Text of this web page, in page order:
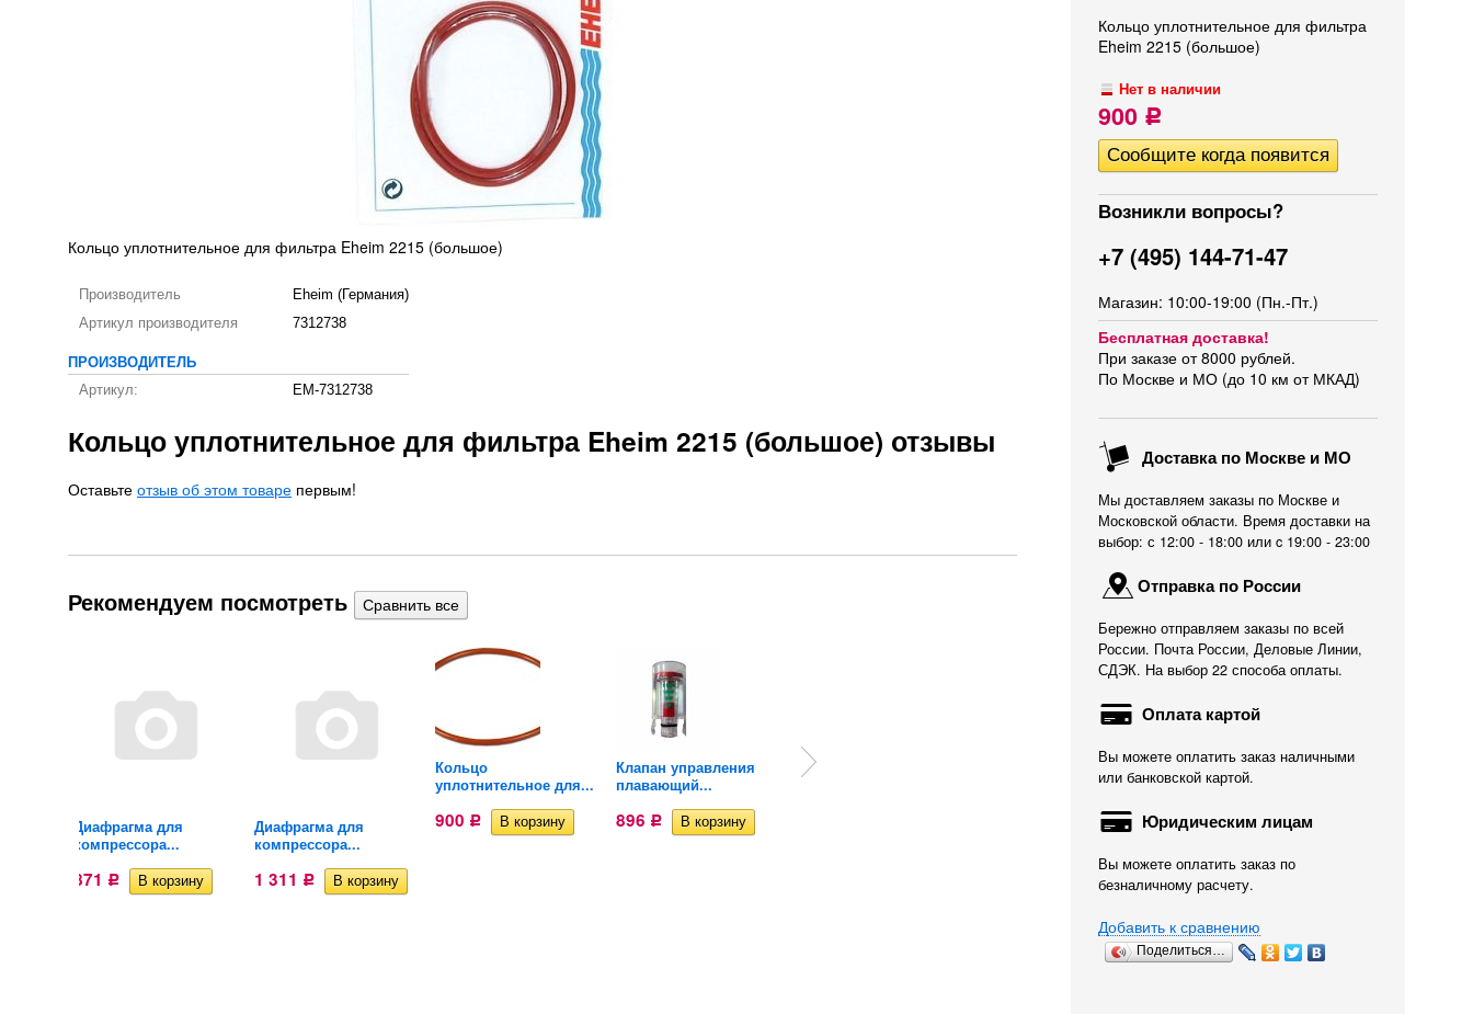
Кольцо уплотнительное для фильтра
Eheim 2215 (большое)
Нет в наличии
900 Р
Возникли вопросы?
+7 (495) 144-71-47
Магазин: 10:00-19:00 (Пн.-Пт.)
Бесплатная доставка!
При заказе от 8000 рублей.
По Москве и МО (до 10 км от МКАД)
Доставка по Москве и МО
Мы доставляем заказы по Москве и
Московской области. Время доставки на
выбор: с 12:00 - 18:00 или c 19:00 - 23:00
Отправка по России
Бережно отправляем заказы по всей
России. Почта России, Деловые Линии,
СДЭК. На выбор 22 способа оплаты.
Оплата картой
Вы можете оплатить заказ наличными
или банковской картой.
Юридическим лицам
Вы можете оплатить заказ по
безналичному расчету.
Добавить к сравнению
Поделиться…
Кольцо уплотнительное для фильтра Eheim 2215 (большое)
Производитель
Eheim (Германия)
Артикул производителя
7312738
ПРОИЗВОДИТЕЛЬ
Артикул:
EM-7312738
Кольцо уплотнительное для фильтра Eheim 2215 (большое) отзывы
Оставьте отзыв об этом товаре первым!
Рекомендуем посмотреть
Диафрагма для
компрессора...
871 Р
Диафрагма для
компрессора...
1 311 Р
Кольцо
уплотнительное для...
900 Р
Клапан управления
плавающий...
896 Р
Диффузор для
Лапма Osram УФ 7 Вт.
Шланги силиконовые
Tetra...
924Р
Диффузор Eheim